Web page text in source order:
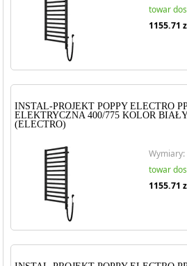
towar
1155.71
INSTAL-PROJEKT POPPY ELECTRO
ELEKTRYCZNA 400/775 KOLOR
(ELECTRO)
Wymiary:
towar
1155.71